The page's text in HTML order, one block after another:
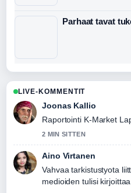
Parhaat tavat
LIVE-KOMMENTIT
Joonas Kallio
Raportointi K-Market
2 MIN SITTEN
Aino Virtanen
Vahvaa tarkistustyota
medioiden tulisi kirjoittaa